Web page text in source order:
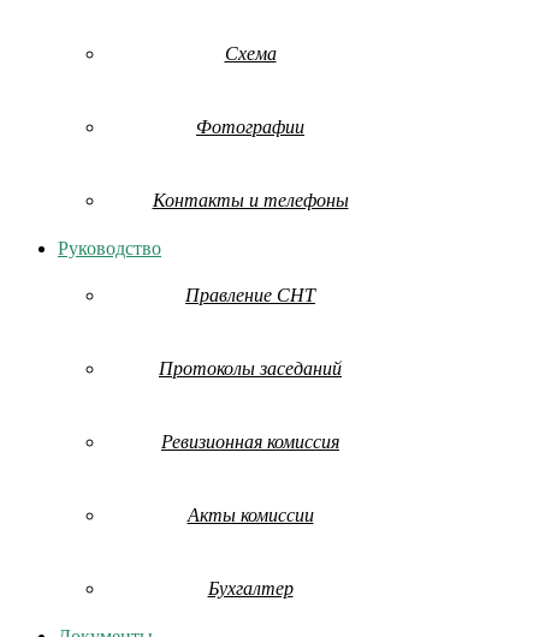
Схема
Фотографии
Контакты и телефоны
Руководство
Правление СНТ
Протоколы заседаний
Ревизионная комиссия
Акты комиссии
Бухгалтер